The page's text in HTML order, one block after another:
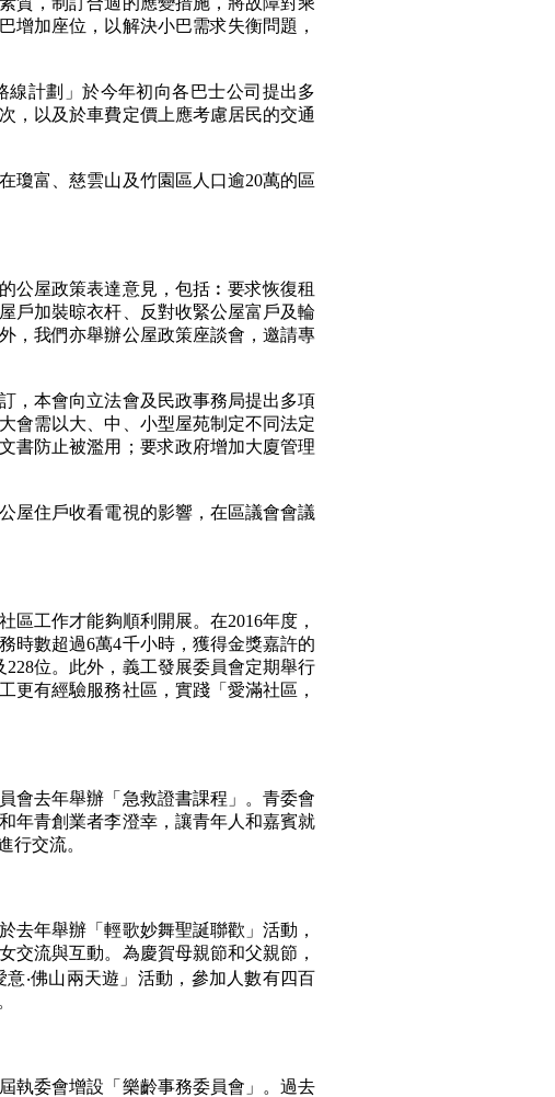
增加座位，以解決小巴需求失衡問題，
計劃」於今年初向各巴士公司提出多
，以及於車費定價上應考慮居民的交通
富、慈雲山及竹園區人口逾20萬的區
屋政策表達意見，包括︰要求恢復租
戶加裝晾衣杆、反對收緊公屋富戶及輪
，我們亦舉辦公屋政策座談會，邀請專
本會向立法會及民政事務局提出多項
會需以大、中、小型屋苑制定不同法定
書防止被濫用；要求政府增加大廈管理
住戶收看電視的影響，在區議會會議
工作才能夠順利開展。在2016年度，
時數超過6萬4千小時，獲得金獎嘉許的
位。此外，義工發展委員會定期舉行
更有經驗服務社區，實踐「愛滿社區，
去年舉辦「急救證書課程」。青委會
年青創業者李澄幸，讓青年人和嘉賓就
行交流。
年舉辦「輕歌妙舞聖誕聯歡」活動，
交流與互動。為慶賀母親節和父親節，
‧佛山兩天遊」活動，參加人數有四百
委會增設「樂齡事務委員會」。過去